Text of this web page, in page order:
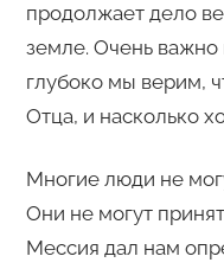
продолжает дело
земле. Очень важно
глубоко мы верим,
Отца, и насколько
Многие люди не
Они не могут
Мессия дал нам